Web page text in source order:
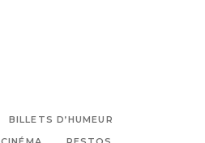
BILLETS D’HUMEUR